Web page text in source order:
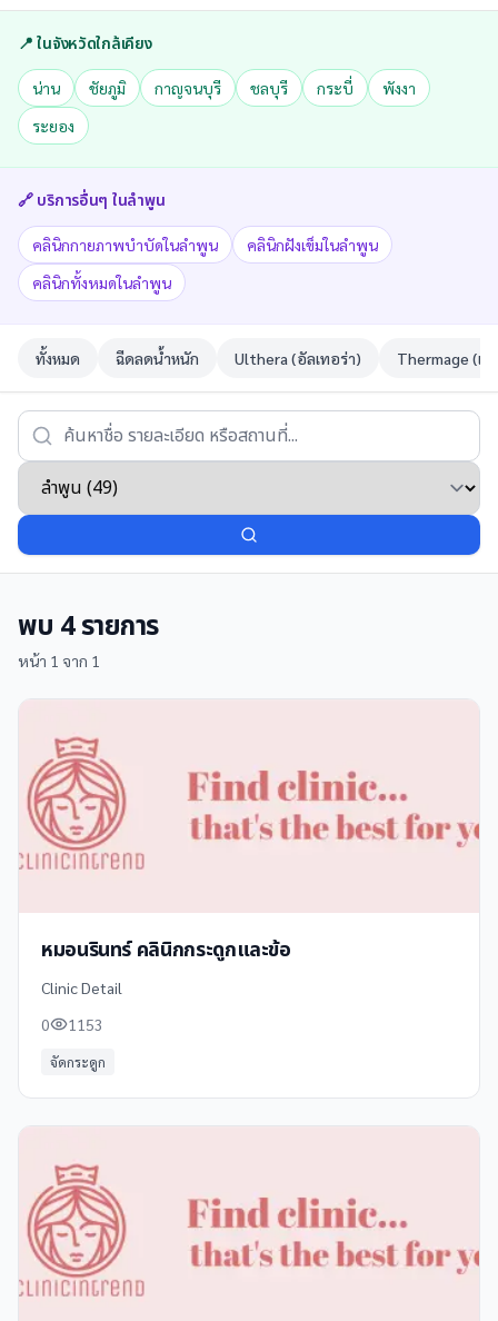
📍 ในจังหวัดใกล้เคียง
น่าน ชัยภูมิ กาญจนบุรี ชลบุรี กระบี่
พังงา
ระยอง
🔗 บริการอื่นๆ ในลำพูน
คลินิกกายภาพบำบัดในลำพูน
คลินิกฝังเข็มในลำพูน
คลินิกทั้งหมดในลำพูน
ทั้งหมด ฉีดลดน้ำหนัก Ulthera (อัลเทอร่า) Thermage (เท
พบ 4รายการ
หน้า 1 จาก 1
หมอนรินทร์ คลินิกกระดูกและข้อ
Clinic Detail
0
1153
จัดกระดูก